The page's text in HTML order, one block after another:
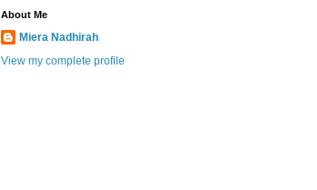
About Me
Miera Nadhirah
View my complete profile